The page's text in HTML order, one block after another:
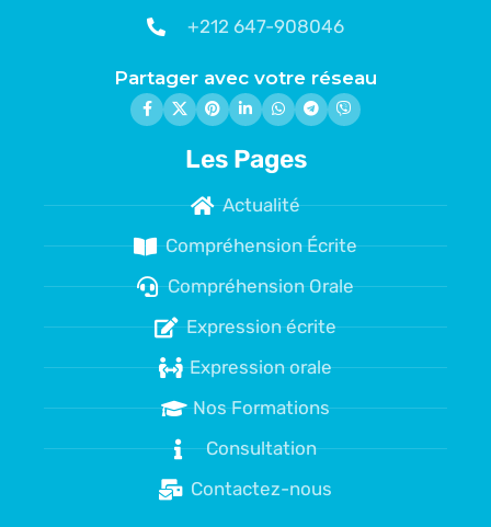
+212 647-908046
Partager avec votre réseau
Les Pages
Actualité
Compréhension Écrite
Compréhension Orale
Expression écrite
Expression orale
Nos Formations
Consultation
Contactez-nous